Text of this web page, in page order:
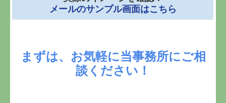
メールのサンプル画面はこちら
まずは、お気軽に当事務所にご相
談ください！